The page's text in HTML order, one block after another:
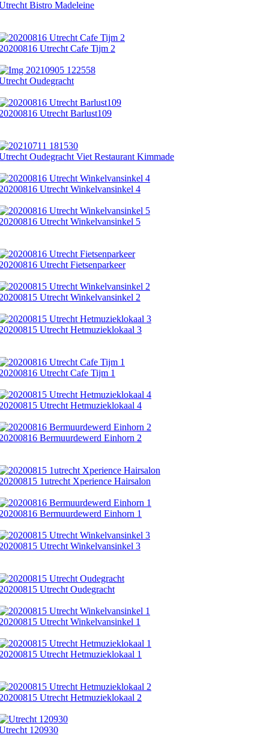
Bistro Madeleine
Utrecht Cafe Tijm 2
Oudegracht
Utrecht Barlust109
Oudegracht Viet Restaurant Kimmade
Utrecht Winkelvansinkel 4
Utrecht Winkelvansinkel 5
Utrecht Fietsenparkeer
Utrecht Winkelvansinkel 2
Utrecht Hetmuzieklokaal 3
Utrecht Cafe Tijm 1
Utrecht Hetmuzieklokaal 4
Bermuurdewerd Einhorn 2
1utrecht Xperience Hairsalon
Bermuurdewerd Einhorn 1
Utrecht Winkelvansinkel 3
Utrecht Oudegracht
Utrecht Winkelvansinkel 1
Utrecht Hetmuzieklokaal 1
Utrecht Hetmuzieklokaal 2
120930